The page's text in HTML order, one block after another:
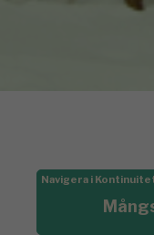
Navigera i